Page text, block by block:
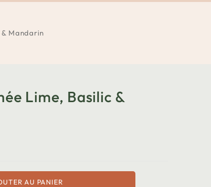
& Mandarin
Lime, Basilic &
AU PANIER